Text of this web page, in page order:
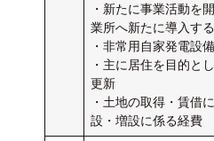
・新たに事業活動を
業所へ新たに導入す
・非常用自家発電設備
・主に居住を目的と
更新
・土地の取得・賃借
設・増設に係る経費